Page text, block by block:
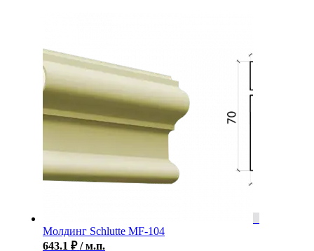
Молдинг Schlutte MF-104
643.1 ₽ / м.п.